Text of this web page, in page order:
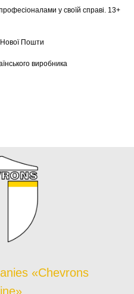
у своїй справі. 13+
Нової Пошти
виробника
«Chevrons